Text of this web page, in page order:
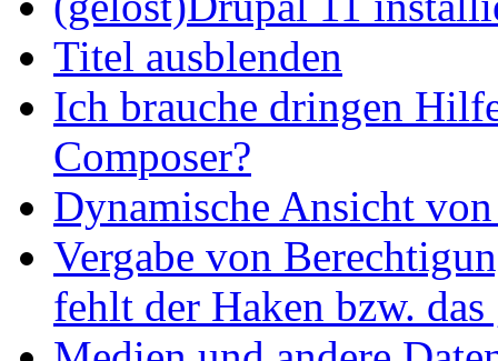
Titel ausblenden
Ich brauche dringen
Composer?
Dynamische Ansicht
Vergabe von
fehlt der Haken bzw.